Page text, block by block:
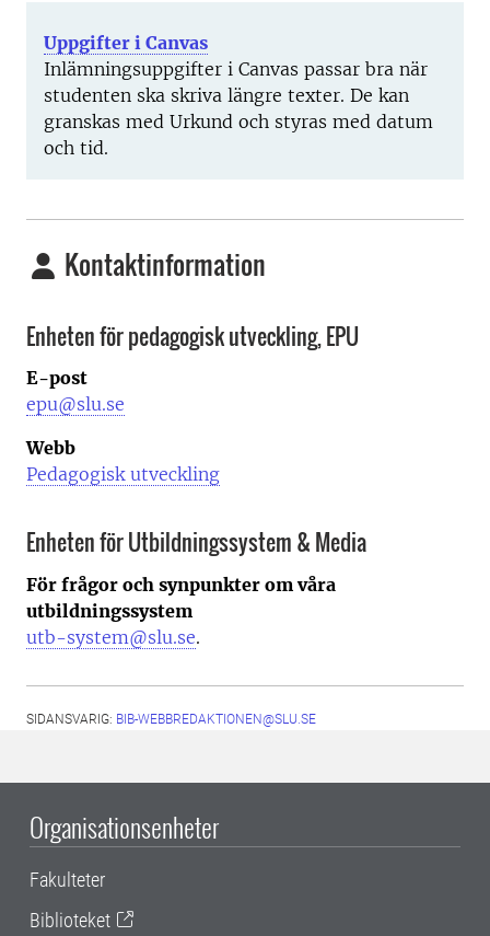
Uppgifter i Canvas
Inlämningsuppgifter i Canvas passar bra när
studenten ska skriva längre texter. De kan
granskas med Urkund och styras med datum
och tid.
Kontaktinformation
Enheten för pedagogisk utveckling, EPU
E-post
epu@slu.se
Webb
Pedagogisk utveckling
Enheten för Utbildningssystem & Media
För frågor och synpunkter om våra
utbildningssystem
utb-system@slu.se.
SIDANSVARIG: BIB-WEBBREDAKTIONEN@SLU.SE
Organisationsenheter
Fakulteter
Biblioteket